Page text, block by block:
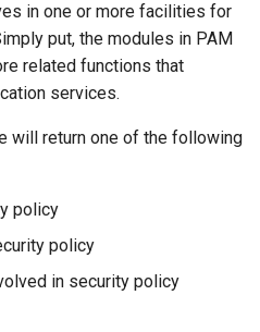
in one or more facilities for
put, the modules in PAM
related functions that
services.
will return one of the following
policy
policy
in security policy